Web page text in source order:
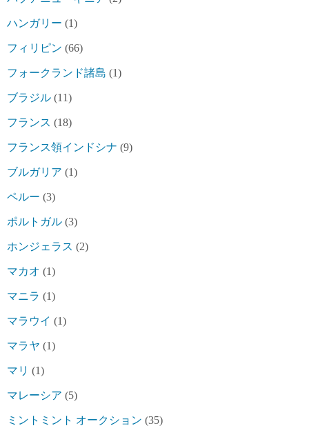
ハンガリー (1)
フィリピン (66)
フォークランド諸島 (1)
ブラジル (11)
フランス (18)
フランス領インドシナ (9)
ブルガリア (1)
ペルー (3)
ポルトガル (3)
ホンジェラス (2)
マカオ (1)
マニラ (1)
マラウイ (1)
マラヤ (1)
マリ (1)
マレーシア (5)
ミントミント オークション (35)